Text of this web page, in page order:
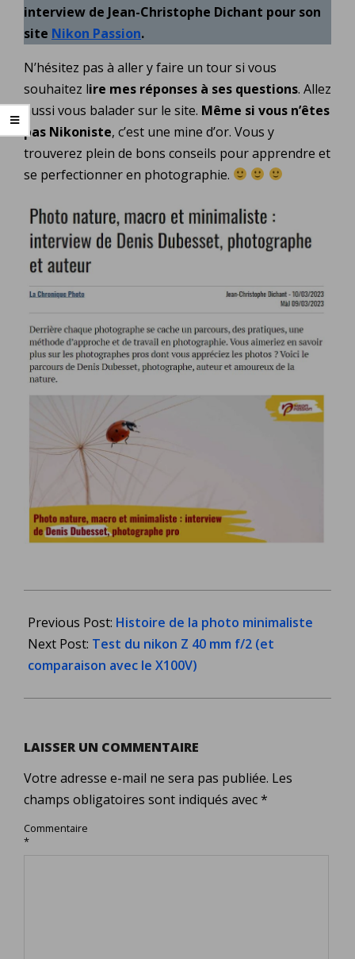
interview de Jean-Christophe Dichant pour son
site Nikon Passion.
N’hésitez pas à aller y faire un tour si vous
souhaitez lire mes réponses à ses questions. Allez
aussi vous balader sur le site. Même si vous n’êtes
pas Nikoniste, c’est une mine d’or. Vous y
trouverez plein de bons conseils pour apprendre et
se perfectionner en photographie.
03-
12
Previous Post: Histoire de la photo minimaliste
Next Post: Test du nikon Z 40 mm f/2 (et
comparaison avec le X100V)
LAISSER UN COMMENTAIRE
Votre adresse e-mail ne sera pas publiée. Les
champs obligatoires sont indiqués avec*
Commentaire
*